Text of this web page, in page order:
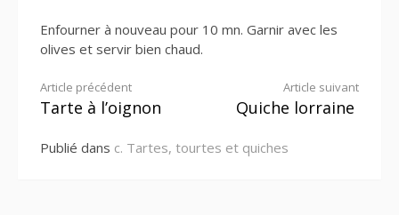
Enfourner à nouveau pour 10 mn. Garnir avec les
olives et servir bien chaud.
Lire
suite
Article précédent
Tarte à l’oignon
Article suivant
Quiche lorraine
Publié dans c. Tartes, tourtes et quiches